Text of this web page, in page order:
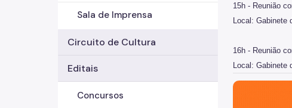
Sala de Imprensa
Circuito de Cultura
Editais
Concursos
15h - Reunião
Local: Gabinete
16h - Reunião
Local: Gabinete
São Paulo,